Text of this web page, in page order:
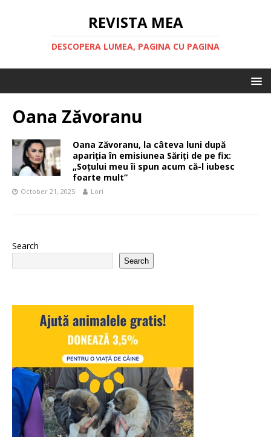
REVISTA MEA
DESCOPERA LUMEA, PAGINA CU PAGINA
Oana Zăvoranu
Oana Zăvoranu, la câteva luni după
apariția în emisiunea Săriți de pe fix:
„Soțului meu îi spun acum că-l iubesc
foarte mult”
October 21, 2025 Lori
Search
Search